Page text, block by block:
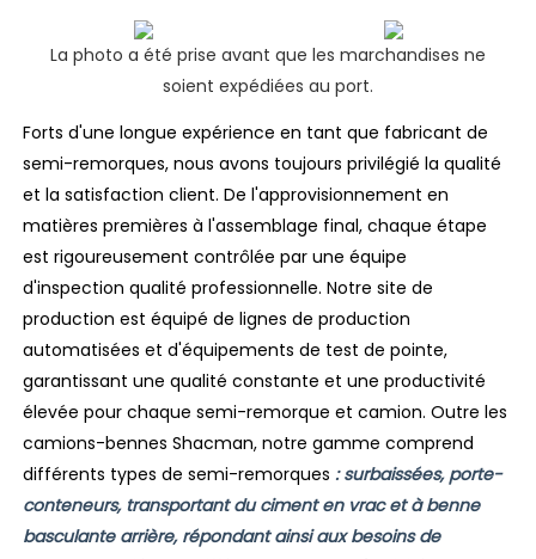
La photo a été prise avant que les marchandises ne
soient expédiées au port.
Forts d'une longue expérience en tant que fabricant de
semi-remorques, nous avons toujours privilégié la qualité
et la satisfaction client. De l'approvisionnement en
matières premières à l'assemblage final, chaque étape
est rigoureusement contrôlée par une équipe
d'inspection qualité professionnelle. Notre site de
production est équipé de lignes de production
automatisées et d'équipements de test de pointe,
garantissant une qualité constante et une productivité
élevée pour chaque semi-remorque et camion. Outre les
camions-bennes Shacman, notre gamme comprend
différents types de semi-remorques : surbaissées, porte-
conteneurs, transportant du ciment en vrac et à benne
basculante arrière, répondant ainsi aux besoins de